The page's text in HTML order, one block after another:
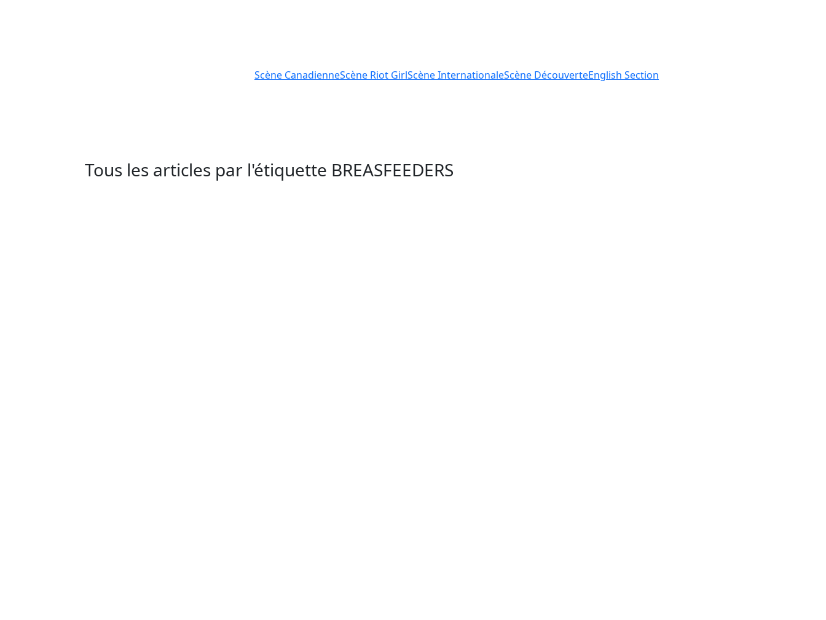
Scène CanadienneScène Riot GirlScèneInternationaleScène DécouverteEnglish Section
Tous les articles par l'étiquette BREASFEEDERS